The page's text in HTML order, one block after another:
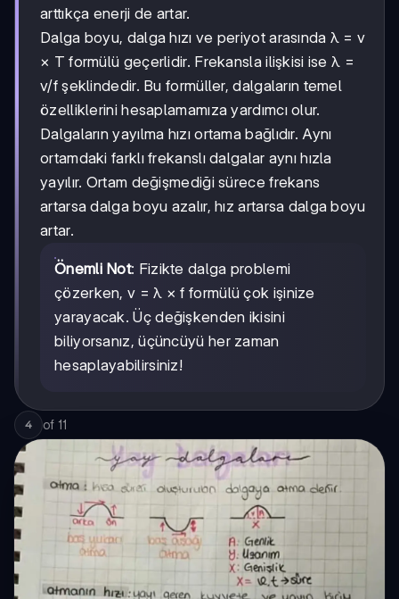
arttıkça enerji de artar.
Dalga boyu, dalga hızı ve periyot arasında λ = v
× T formülü geçerlidir. Frekansla ilişkisi ise λ =
v/f şeklindedir. Bu formüller, dalgaların temel
özelliklerini hesaplamamıza yardımcı olur.
Dalgaların yayılma hızı ortama bağlıdır. Aynı
ortamdaki farklı frekanslı dalgalar aynı hızla
yayılır. Ortam değişmediği sürece frekans
artarsa dalga boyu azalır, hız artarsa dalga boyu
artar.
Önemli Not: Fizikte dalga problemi
çözerken, v = λ × f formülü çok işinize
yarayacak. Üç değişkenden ikisini
biliyorsanız, üçüncüyü her zaman
hesaplayabilirsiniz!
4 of 11